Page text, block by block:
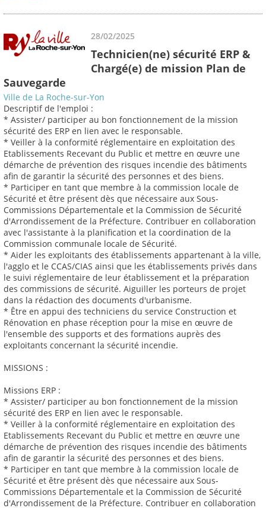
28/02/2025
Technicien(ne) sécurité ERP &
Chargé(e) de mission Plan de
Sauvegarde
Ville de La Roche-sur-Yon
Descriptif de l'emploi :
* Assister/ participer au bon fonctionnement de la mission
sécurité des ERP en lien avec le responsable.
* Veiller à la conformité réglementaire en exploitation des
Etablissements Recevant du Public et mettre en œuvre une
démarche de prévention des risques incendie des bâtiments
afin de garantir la sécurité des personnes et des biens.
* Participer en tant que membre à la commission locale de
Sécurité et être présent dès que nécessaire aux Sous-
Commissions Départementale et la Commission de Sécurité
d'Arrondissement de la Préfecture. Contribuer en collaboration
avec l'assistante à la planification et la coordination de la
Commission communale locale de Sécurité.
* Aider les exploitants des établissements appartenant à la ville,
l'agglo et le CCAS/CIAS ainsi que les établissements privés dans
le suivi réglementaire de leur établissement et la préparation
des commissions de sécurité. Aiguiller les porteurs de projet
dans la rédaction des documents d'urbanisme.
* Être en appui des techniciens du service Construction et
Rénovation en phase réception pour la mise en œuvre de
l'ensemble des supports et des formations auprès des
exploitants concernant la sécurité incendie.
MISSIONS :
Missions ERP :
* Assister/ participer au bon fonctionnement de la mission
sécurité des ERP en lien avec le responsable.
* Veiller à la conformité réglementaire en exploitation des
Etablissements Recevant du Public et mettre en œuvre une
démarche de prévention des risques incendie des bâtiments
afin de garantir la sécurité des personnes et des biens.
* Participer en tant que membre à la commission locale de
Sécurité et être présent dès que nécessaire aux Sous-
Commissions Départementale et la Commission de Sécurité
d'Arrondissement de la Préfecture. Contribuer en collaboration